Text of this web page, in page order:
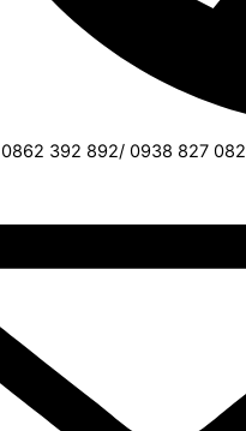
0862 392 892/ 0938 827 082